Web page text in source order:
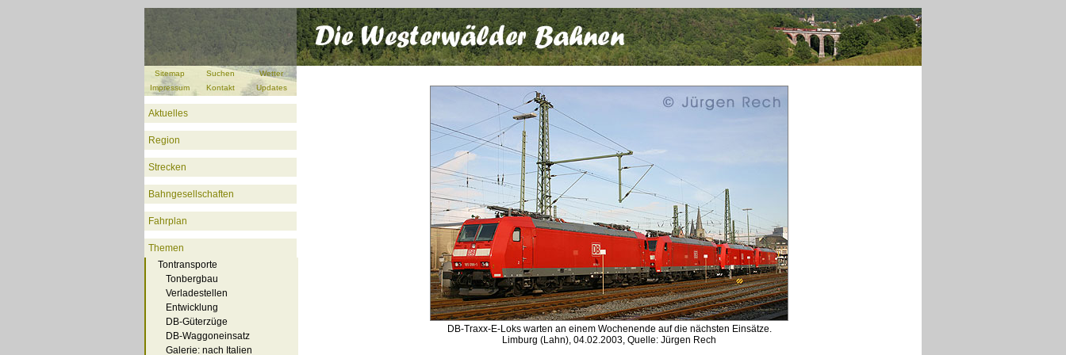
Sitemap Suchen
Wetter
Impressum
Kontakt Updates
Aktuelles
Region
Strecken
Bahngesellschaften
Fahrplan
Themen
Tontransporte
Tonbergbau
Verladestellen
Entwicklung
DB-Güterzüge
DB-Waggoneinsatz
Galerie: nach Italien
DB-Traxx-E-Loks warten an einem Wochenende auf die nächsten Einsätze.
Limburg (Lahn), 04.02.2003, Quelle: Jürgen Rech